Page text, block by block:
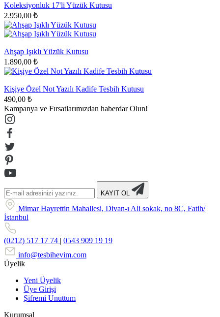
Koleksiyonluk 17'li Yüzük Kutusu
2.950,00 ₺
Ahşap Işıklı Yüzük Kutusu
1.890,00 ₺
Kişiye Özel Not Yazılı Kadife Tesbih Kutusu
490,00 ₺
Kampanya ve Fırsatlarımızdan haberdar Olun!
KAYIT OL
Mimar Hayrettin Mahallesi, Divan-ı Ali sokak, no 8C, Fatih/
İstanbul
(0212) 517 17 74 | 0543 909 19 19
info@tesbihevim.com
Üyelik
Yeni Üyelik
Üye Girişi
Şifremi Unuttum
Kurumsal